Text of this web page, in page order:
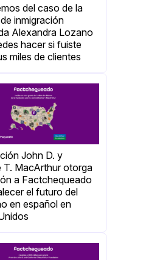
del caso de la
inmigración
Alexandra Lozano
hacer si fuiste
miles de clientes
John D. y
T. MacArthur otorga
a Factchequeado
el futuro del
en español en